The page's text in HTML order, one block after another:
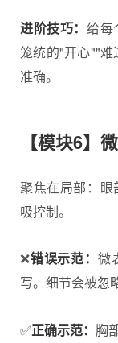
进阶技巧：给每
笼统的"开心""难
准确。
【模块6】
聚焦在局部：
吸控制。
❌错误示范： 微
写。细节会被忽
✅正确示范： 胸